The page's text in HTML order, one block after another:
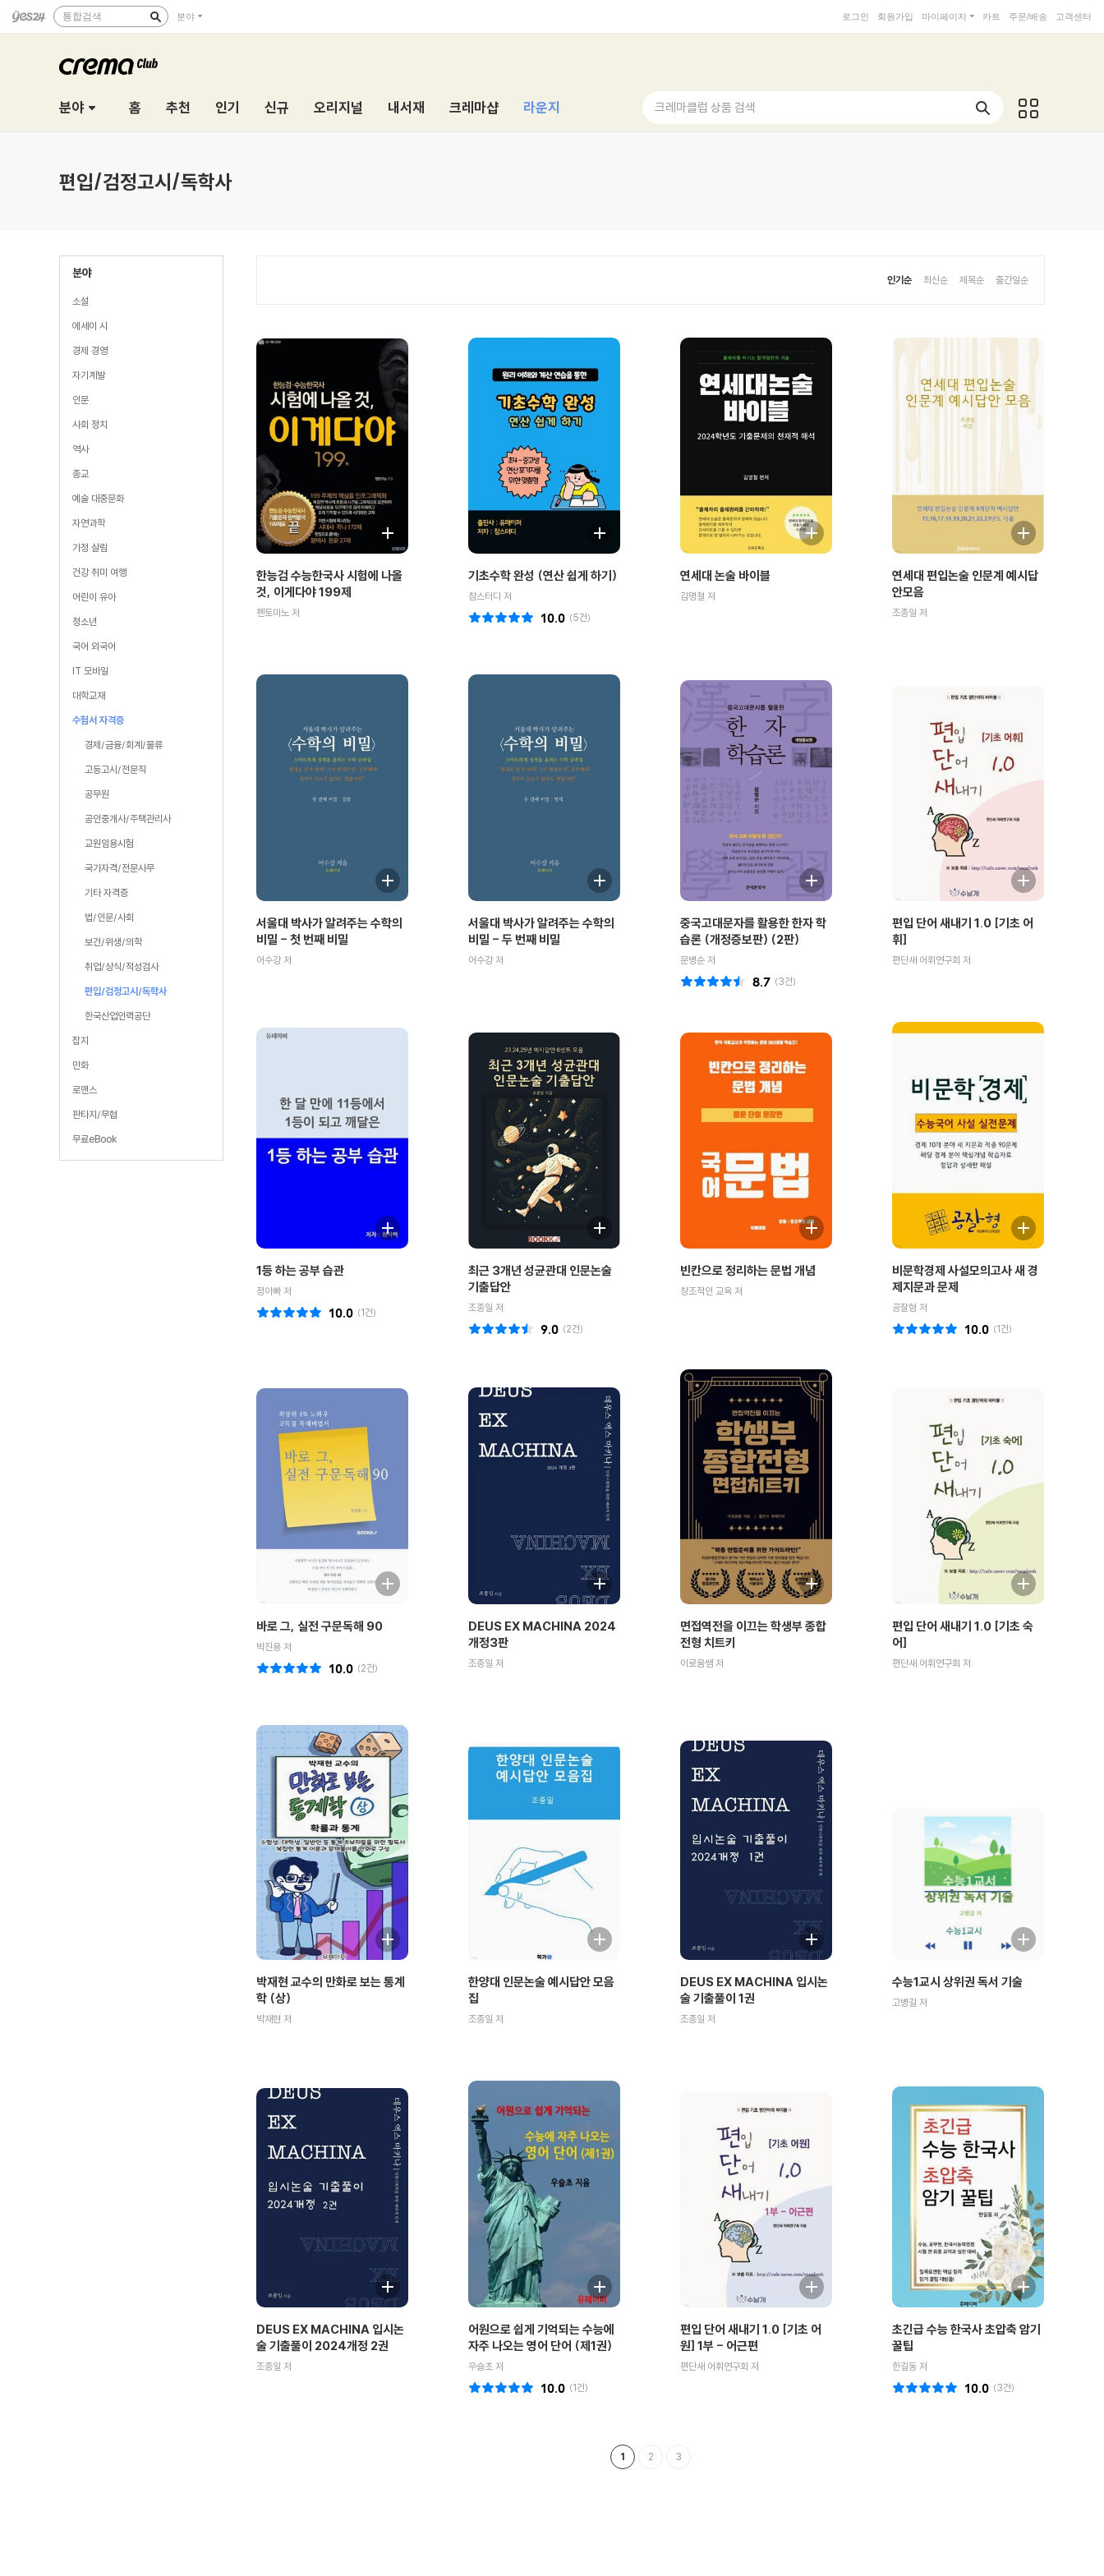
통합검색 분야 로그인 회원가입 마이페이지 카트 주문/배송 고객센터
분야 홈 추천 인기 신규 오리지널 내서재 크레마샵 라운지 크레마클럽 상품 검색
편입/검정고시/독학사
분야
소설
에세이 시
경제 경영
자기계발
인문
사회 정치
역사
종교
예술 대중문화
자연과학
가정 살림
건강 취미 여행
어린이 유아
청소년
국어 외국어
IT 모바일
대학교재
수험서 자격증
경제/금융/회계/물류
고등고시/전문직
공무원
공인중개사/주택관리사
교원임용시험
국가자격/전문사무
기타 자격증
법/인문/사회
보건/위생/의학
취업/상식/적성검사
편입/검정고시/독학사
한국산업인력공단
잡지
만화
로맨스
판타지/무협
무료eBook
인기순 최신순 제목순 출간일순
한능검 수능한국사 시험에 나올
것, 이게다야 199제
펜토미노 저
기초수학 완성 (연산 쉽게 하기)
참스터디 저
(5건)
10.0
연세대 논술 바이블
김명철 저
연세대 편입논술 인문계 예시답
안모음
조종일 저
서울대 박사가 알려주는 수학의
비밀 - 첫 번째 비밀
어수강 저
서울대 박사가 알려주는 수학의
비밀 - 두 번째 비밀
어수강 저
중국고대문자를 활용한 한자 학
습론 (개정증보판) (2판)
문병순 저
(3건)
8.7
편입 단어 새내기 1.0 [기초 어
휘]
편단새 어휘연구회 저
1등 하는 공부 습관
정아빠 저
(1건)
10.0
최근 3개년 성균관대 인문논술
기출답안
조종일 저
(2건)
9.0
빈칸으로 정리하는 문법 개념
창조적인 교육 저
비문학경제 사설모의고사 새 경
제지문과 문제
공잘형 저
(1건)
10.0
바로 그, 실전 구문독해 90
박진용 저
(2건)
10.0
DEUS EX MACHINA 2024
개정3판
조종일 저
면접역전을 이끄는 학생부 종합
전형 치트키
이로움쌤 저
편입 단어 새내기 1.0 [기초 숙
어]
편단새 어휘연구회 저
박재현 교수의 만화로 보는 통계
학 (상)
박재현 저
한양대 인문논술 예시답안 모음
집
조종일 저
DEUS EX MACHINA 입시논
술 기출풀이 1권
조종일 저
수능1교시 상위권 독서 기술
고병길 저
DEUS EX MACHINA 입시논
술 기출풀이 2024개정 2권
조종일 저
어원으로 쉽게 기억되는 수능에
자주 나오는 영어 단어 (제1권)
우슬초 저
(1건)
10.0
편입 단어 새내기 1.0 [기초 어
원] 1부 - 어근편
편단새 어휘연구회 저
초긴급 수능 한국사 초압축 암기
꿀팁
한길동 저
(3건)
10.0
1 2 3